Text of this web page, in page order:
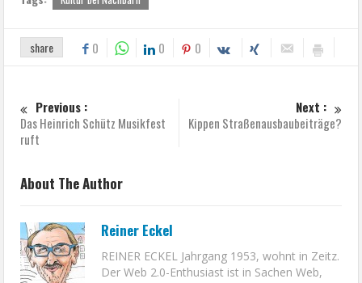
share 0 0 0
Previous :
Das Heinrich Schütz Musikfest
ruft
Next :
Kippen Straßenausbaubeiträge?
About The Author
Reiner Eckel
REINER ECKEL Jahrgang 1953, wohnt in Zeitz.
Der Web 2.0-Enthusiast ist in Sachen Web,